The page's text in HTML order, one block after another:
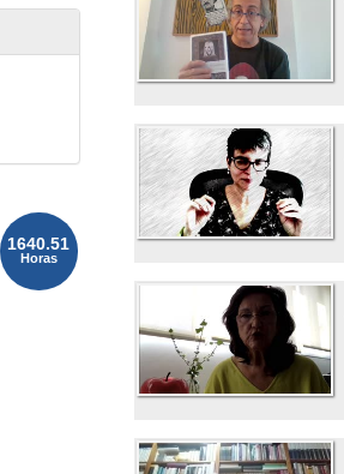
1640.51
Horas